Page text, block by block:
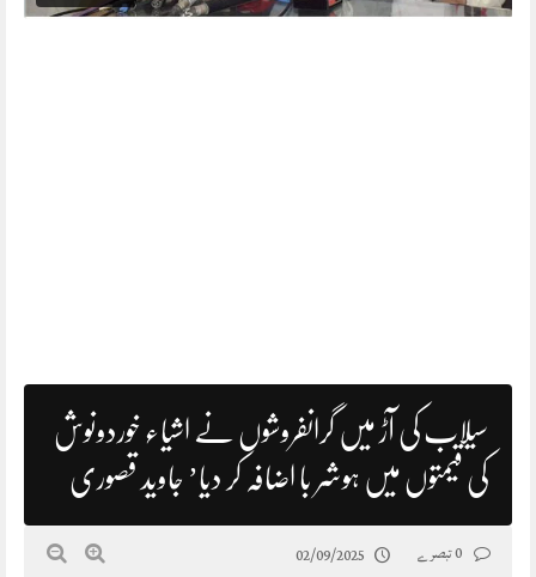
سیلاب کی آڑ میں گرانفروشوں نے اشیاء خوردونوش
کی قیمتوں میں ہوشر با اضافہ کر دیا’ جاوید قصوری
02/09/2025